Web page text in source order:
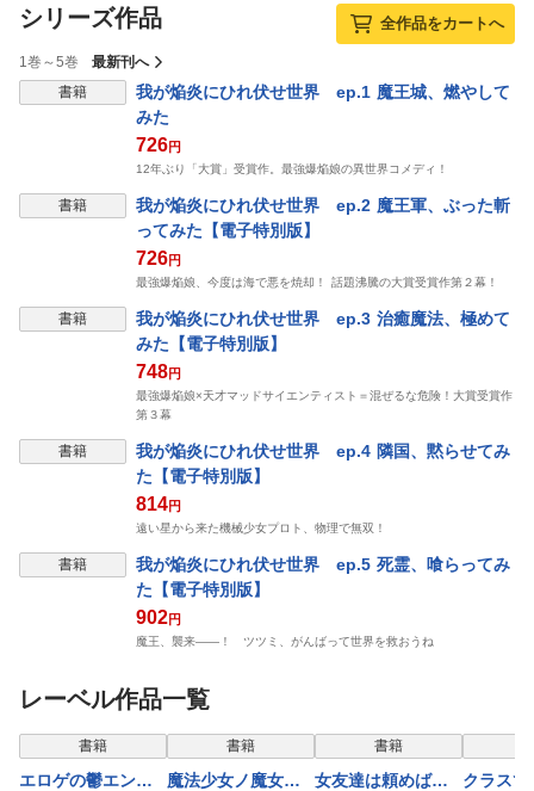
シリーズ作品 全作品をカートへ
1巻～5巻
最新刊へ
書籍
我が焔炎にひれ伏せ世界 ep.1 魔王城、燃やして
みた
726円
12年ぶり「大賞」受賞作。最強爆焔娘の異世界コメディ！
書籍
我が焔炎にひれ伏せ世界 ep.2 魔王軍、ぶった斬
ってみた【電子特別版】
726円
最強爆焔娘、今度は海で悪を焼却！ 話題沸騰の大賞受賞作第２幕！
書籍
我が焔炎にひれ伏せ世界 ep.3 治癒魔法、極めて
みた【電子特別版】
748円
最強爆焔娘×天才マッドサイエンティスト＝混ぜるな危険！大賞受賞作
第３幕
書籍
我が焔炎にひれ伏せ世界 ep.4 隣国、黙らせてみ
た【電子特別版】
814円
遠い星から来た機械少女プロト、物理で無双！
書籍
我が焔炎にひれ伏せ世界 ep.5 死霊、喰らってみ
た【電子特別版】
902円
魔王、襲来――！ ツツミ、がんばって世界を救おうね
レーベル作品一覧
書籍
エロゲの鬱エンド
書籍
魔法少女ノ魔女裁
書籍
女友達は頼めば意
クラス